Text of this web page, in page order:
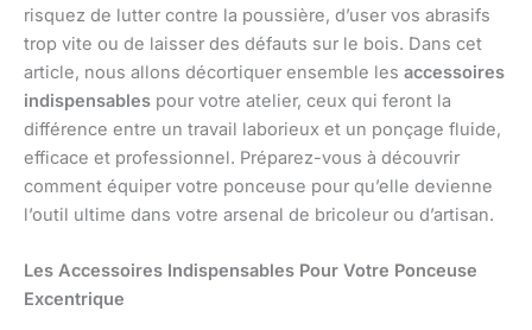
risquez de lutter contre la poussière, d’user vos abrasifs
trop vite ou de laisser des défauts sur le bois. Dans cet
article, nous allons décortiquer ensemble les accessoires
indispensables pour votre atelier, ceux qui feront la
différence entre un travail laborieux et un ponçage fluide,
efficace et professionnel. Préparez-vous à découvrir
comment équiper votre ponceuse pour qu’elle devienne
l’outil ultime dans votre arsenal de bricoleur ou d’artisan.
Les Accessoires Indispensables Pour Votre Ponceuse
Excentrique